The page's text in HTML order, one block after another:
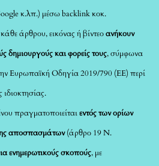
κ.λπ.) μέσω backlink κοκ.
άρθρου, εικόνας ή βίντεοανήκουν
δημιουργούς και φορείς τους, σύμφωνα
Ευρωπαϊκή Οδηγία 2019/790 (ΕΕ) περί
πραγματοποιείταιεντός των ορίων
αποσπασμάτων(άρθρο 19 Ν.
ενημερωτικούς σκοπούς, με